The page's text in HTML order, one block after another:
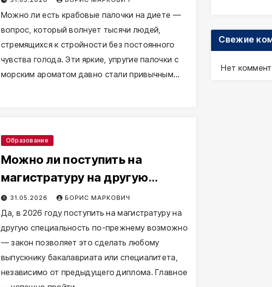
Можно ли есть крабовые палочки на диете —
вопрос, который волнует тысячи людей,
стремящихся к стройности без постоянного
чувства голода. Эти яркие, упругие палочки с
морским ароматом давно стали привычным…
Образование
Можно ли поступить на
магистратуру на другую
специальность
31.05.2026 БОРИС МАРКОВИЧ
Да, в 2026 году поступить на магистратуру на
другую специальность по-прежнему возможно
— закон позволяет это сделать любому
выпускнику бакалавриата или специалитета,
независимо от предыдущего диплома. Главное
Свежие
Нет